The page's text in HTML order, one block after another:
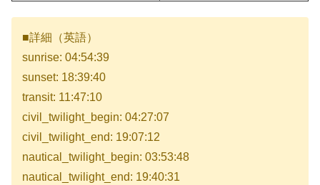
■詳細（英語）
sunrise: 04:54:39
sunset: 18:39:40
transit: 11:47:10
civil_twilight_begin: 04:27:07
civil_twilight_end: 19:07:12
nautical_twilight_begin: 03:53:48
nautical_twilight_end: 19:40:31